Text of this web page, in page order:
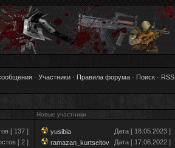
· Участники · Правила форума · Поиск · RSS
Новые участники
[ 137 ]
[ 2 ]
yusibia
Дата [ 18.05.2023 ]
ramazan_kurtseitov
Дата [ 17.06.2022 ]